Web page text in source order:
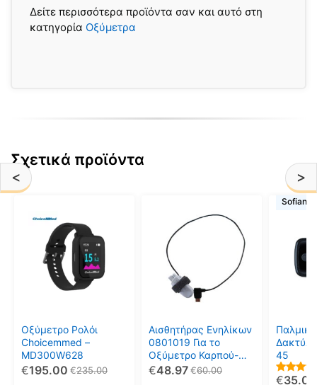
< >
Δείτε περισσότερα προϊόντα σαν και αυτό στη
κατηγορία Οξύμετρα
Σχετικά προϊόντα
Οξύμετρο Ρολόι
Choicemmed –
MD300W628
235.00
€
195.00
€
Αισθητήρας Ενηλίκων
0801019 Για το
Οξύμετρο Καρπού-
Ρολόι
60.00
€
48.97
€
45
4.0035.00
€